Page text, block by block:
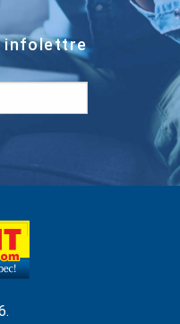
infolettre
.